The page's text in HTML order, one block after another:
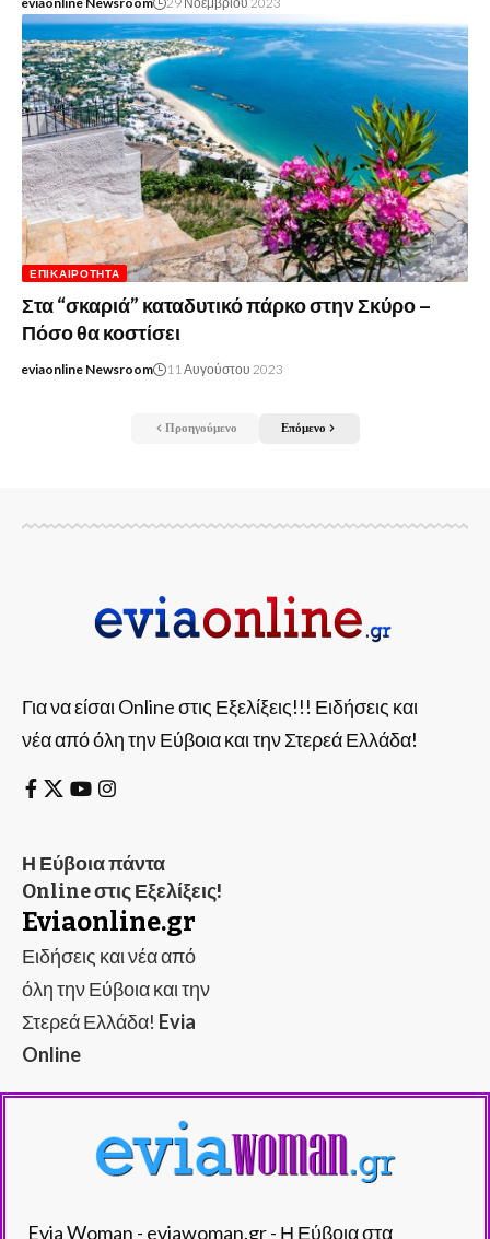
ΕΠΙΚΑΙΡΌΤΗΤΑ
Στα “σκαριά” καταδυτικό πάρκο στην Σκύρο –
Πόσο θα κοστίσει
eviaonline Newsroom 11 Αυγούστου 2023
Προηγούμενο Επόμενο
Για να είσαι Online στις Εξελίξεις!!! Ειδήσεις και
νέα από όλη την Εύβοια και την Στερεά Ελλάδα!
Η Εύβοια πάντα
Online στις Εξελίξεις!
Eviaonline.gr
Ειδήσεις και νέα από
όλη την Εύβοια και την
Στερεά Ελλάδα! Evia
Online
Evia Woman - eviawoman.gr - Η Εύβοια στα